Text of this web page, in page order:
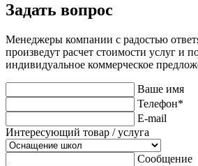
Задать вопрос
Менеджеры компании с радостью
произведут расчет стоимости услуг и
индивидуальное коммерческое
Ваше имя
Телефон*
E-mail
Интересующий товар / услуга
Сообщение